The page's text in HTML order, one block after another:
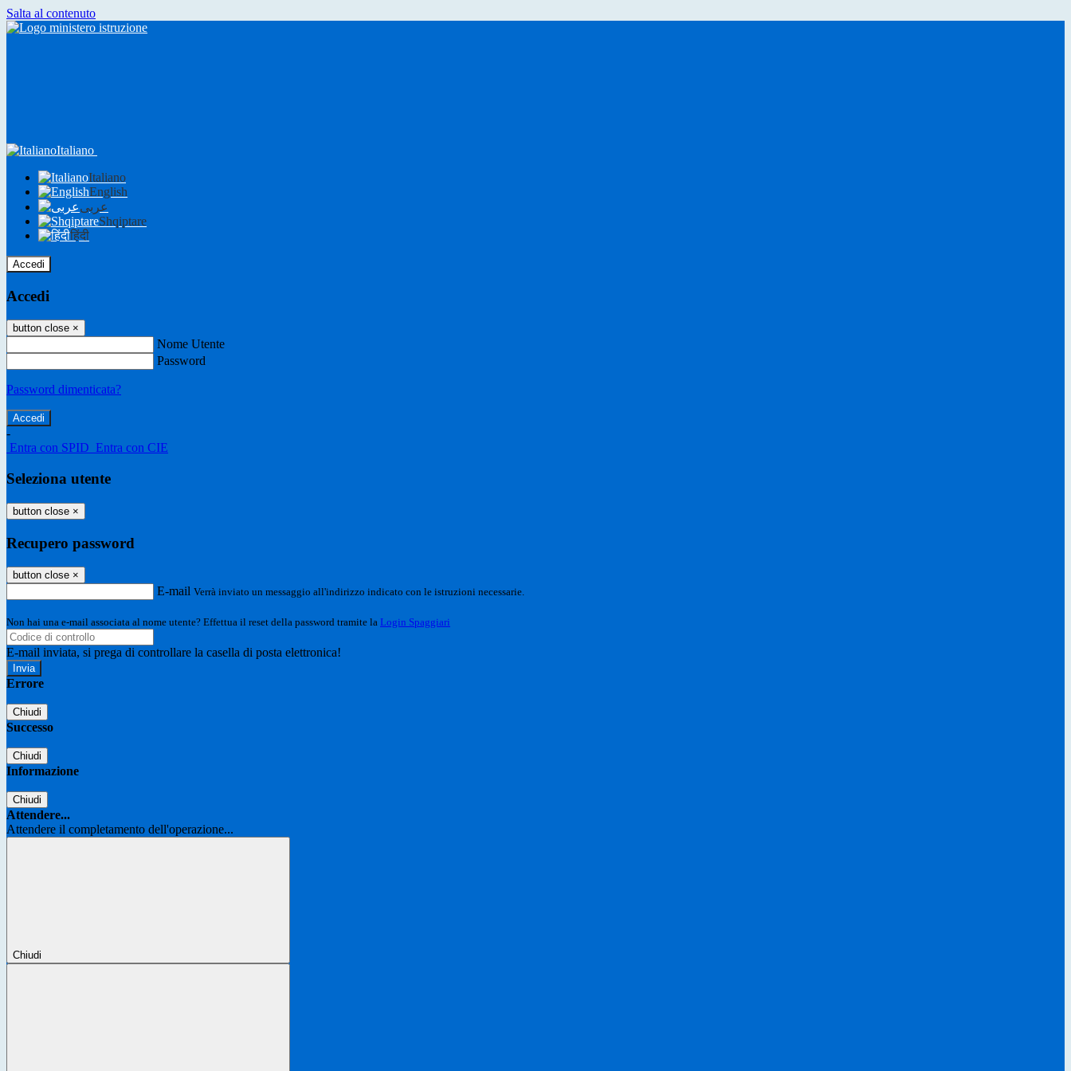
Salta al contenuto
Italiano
Italiano
English
عربى
Shqiptare
हिंदी
Accedi
Accedi
button close ×
Nome Utente
Password
Password dimenticata?
-
Entra con SPID Entra con CIE
Seleziona utente
button close ×
Recupero password
button close ×
E-mail Verrà inviato un messaggio all'indirizzo indicato con le istruzioni necessarie.
Non hai una e-mail associata al nome utente? Effettua il reset della password tramite la Login Spaggiari
E-mail inviata, si prega di controllare la casella di posta elettronica!
Errore
Chiudi
Successo
Chiudi
Informazione
Chiudi
Attendere...
Attendere il completamento dell'operazione...
Chiudi